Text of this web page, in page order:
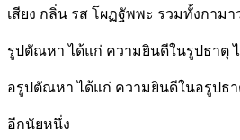
เสียง กลิ่น รส โผฏฐัพพะ รวมทั้งกามา
รูปตัณหา ได้แก่ ความยินดีในรูปธาตุ
อรูปตัณหา ได้แก่ ความยินดีในอรูปธา
อีกนัยหนึ่ง